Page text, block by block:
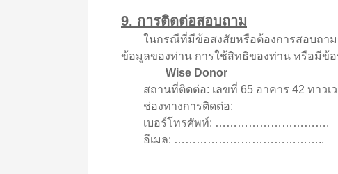
9. การติดต่อสอบถาม
ในกรณีที่มีข้อสงสัยหรือต้องการสอบถามรา
ข้อมูลของท่าน การใช้สิทธิของท่าน หรือมีข้อ
Wise Donor
สถานที่ติดต่อ: เลขที่ 65 อาคาร 42 ทาวเว
ช่องทางการติดต่อ:
เบอร์โทรศัพท์: ………………………….
อีเมล: …………………………………..